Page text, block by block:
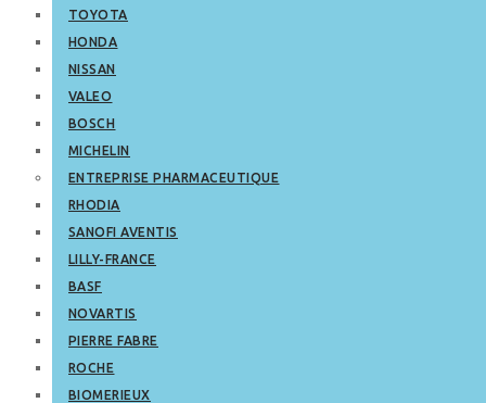
TOYOTA
HONDA
NISSAN
VALEO
BOSCH
MICHELIN
ENTREPRISE PHARMACEUTIQUE
RHODIA
SANOFI AVENTIS
LILLY-FRANCE
BASF
NOVARTIS
PIERRE FABRE
ROCHE
BIOMERIEUX